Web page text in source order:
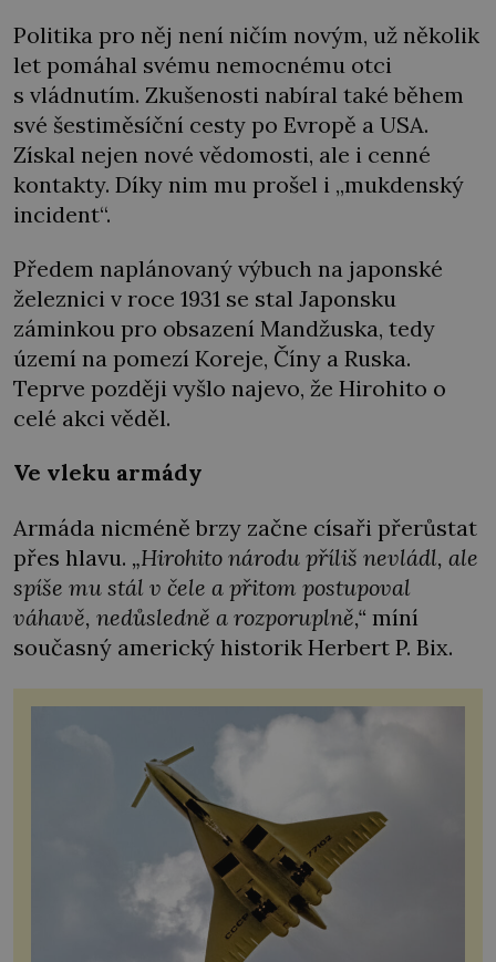
Politika pro něj není ničím novým, už několik
let pomáhal svému nemocnému otci
s vládnutím. Zkušenosti nabíral také během
své šestiměsíční cesty po Evropě a USA.
Získal nejen nové vědomosti, ale i cenné
kontakty. Díky nim mu prošel i „mukdenský
incident“.
Předem naplánovaný výbuch na japonské
železnici v roce 1931 se stal Japonsku
záminkou pro obsazení Mandžuska, tedy
území na pomezí Koreje, Číny a Ruska.
Teprve později vyšlo najevo, že Hirohito o
celé akci věděl.
Ve vleku armády
Armáda nicméně brzy začne císaři přerůstat
přes hlavu. „Hirohito národu příliš nevládl, ale
spíše mu stál v čele a přitom postupoval
váhavě, nedůsledně a rozporuplně,“ míní
současný americký historik Herbert P. Bix.